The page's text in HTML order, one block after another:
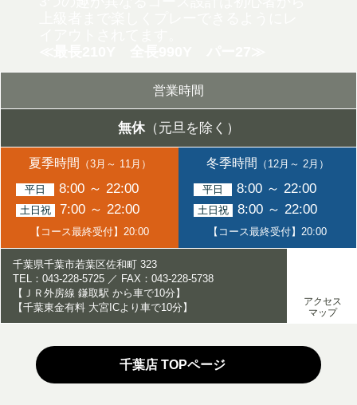
営業時間
無休（元旦を除く）
夏季時間 （3月～ 11月）
平日 8:00 ～ 22:00
土日祝 7:00 ～ 22:00
【コース最終受付】20:00
冬季時間 （12月～ 2月）
平日 8:00 ～ 22:00
土日祝 8:00 ～ 22:00
【コース最終受付】20:00
千葉県千葉市若葉区佐和町 323
TEL：043-228-5725 ／ FAX：043-228-5738
【ＪＲ外房線 鎌取駅 から車で10分】
【千葉東金有料 大宮ICより車で10分】
アクセス
マップ
千葉店 TOPページ